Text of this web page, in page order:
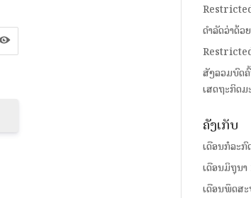
ດໍາລັດວ່າດ້ວ
ສັງລວມບົດ
ເສດຖະກິດ
ຄັງເກັບ
ເດືອນກໍລະ
ເດືອນມິຖຸນາ
ເດືອນພຶດສ